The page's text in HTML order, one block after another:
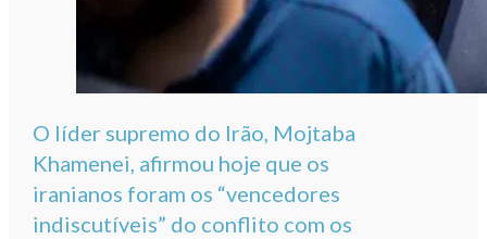
O líder supremo do Irão, Mojtaba
Khamenei, afirmou hoje que os
iranianos foram os “vencedores
indiscutíveis” do conflito com os